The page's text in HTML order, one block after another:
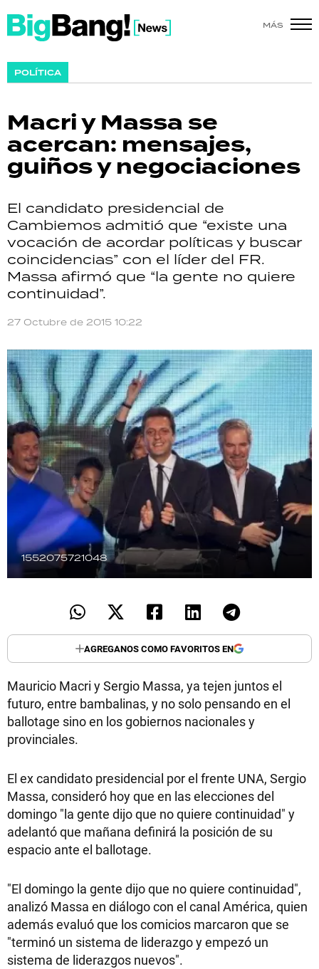
MÁS
POLÍTICA
Macri y Massa se
acercan: mensajes,
guiños y negociaciones
El candidato presidencial de
Cambiemos admitió que “existe una
vocación de acordar políticas y buscar
coincidencias” con el líder del FR.
Massa afirmó que “la gente no quiere
continuidad”.
27 Octubre de 2015 10:22
1552075721048
AGREGANOS COMO FAVORITOS EN
Mauricio Macri y Sergio Massa, ya tejen juntos el
futuro, entre bambalinas, y no solo pensando en el
ballotage sino en los gobiernos nacionales y
provinciales.
El ex candidato presidencial por el frente UNA, Sergio
Massa, consideró hoy que en las elecciones del
domingo "la gente dijo que no quiere continuidad" y
adelantó que mañana definirá la posición de su
espacio ante el ballotage.
"El domingo la gente dijo que no quiere continuidad",
analizó Massa en diálogo con el canal América, quien
además evaluó que los comicios marcaron que se
"terminó un sistema de liderazgo y empezó un
sistema de liderazgos nuevos".
SHOW
ACTUALIDAD
POLICIALES
ECONOMÍA
GRAN HERMANO
SALUD
DEPORTES
RECETAS
PALABRAS
HORÓSCOPO
Seguinos